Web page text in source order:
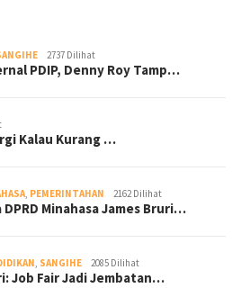
2737 Dilihat
PDIP, Denny Roy Tamp…
Kalau Kurang …
, PEMERINTAHAN 2162 Dilihat
Minahasa James Bruri…
, SANGIHE 2085 Dilihat
Job Fair Jadi Jembatan…